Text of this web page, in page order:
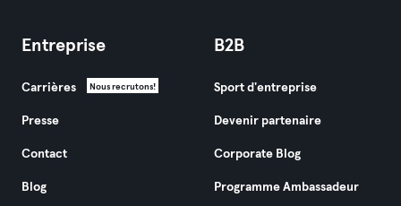
Entreprise
Carrières Nous recrutons!
Presse
Contact
Blog
B2B
Sport d'entreprise
Devenir partenaire
Corporate Blog
Programme Ambassadeur